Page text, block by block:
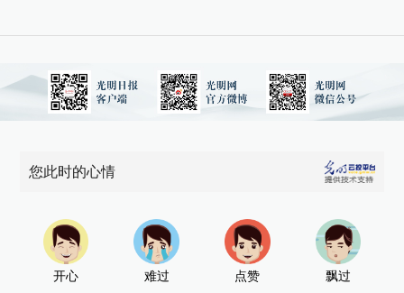
您此时的心情
开心 难过 点赞 飘过